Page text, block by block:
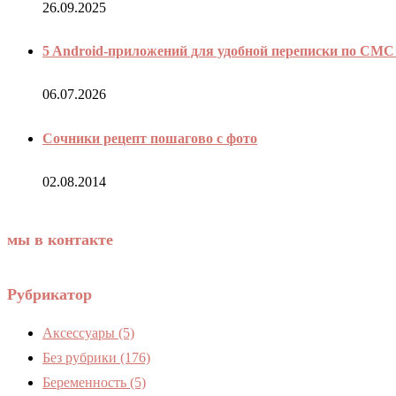
26.09.2025
5 Android-приложений для удобной переписки по СМС
06.07.2026
Сочники рецепт пошагово с фото
02.08.2014
мы в контакте
Рубрикатор
Аксессуары (5)
Без рубрики (176)
Беременность (5)